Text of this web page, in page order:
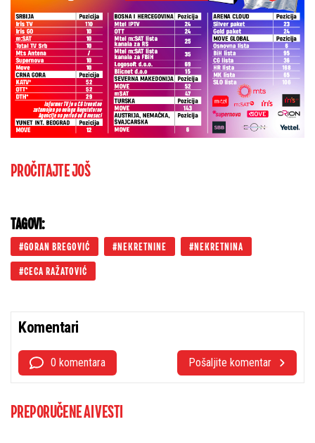
PROČITAJTE JOŠ
TAGOVI:
GORAN BREGOVIĆ NEKRETNINE NEKRETNINA
CECA RAŽATOVIĆ
Komentari
0 komentara Pošaljite komentar
PREPORUČENE AI VESTI